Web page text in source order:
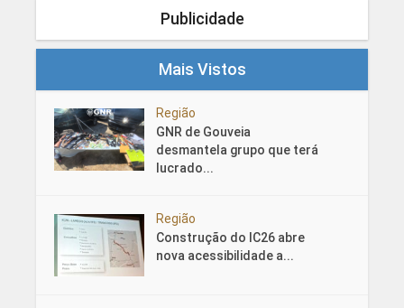
Publicidade
Mais Vistos
Região
GNR de Gouveia
desmantela grupo que terá
lucrado...
Região
Construção do IC26 abre
nova acessibilidade a...